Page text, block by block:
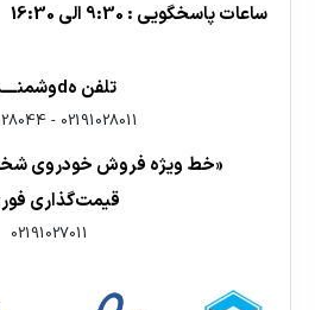
ساعات پاسخگویی : 9:30 الی 16:30
تلفن هdوشمنــــد :
02191028011
-
«خط ویژه فروش خودروی
قیمت‌گذاری
02191027011